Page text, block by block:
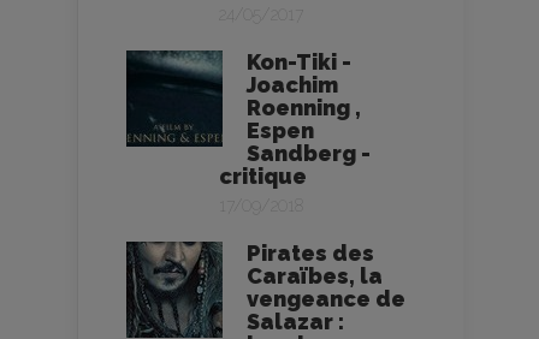
24/05/2017
Kon-Tiki -
Joachim
Roenning ,
Espen
Sandberg -
critique
17/09/2018
Pirates des
Caraïbes, la
vengeance de
Salazar :